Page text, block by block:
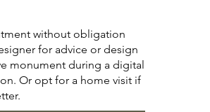
without obligation
for advice or design
monument during a digital
Or opt for a home visit if